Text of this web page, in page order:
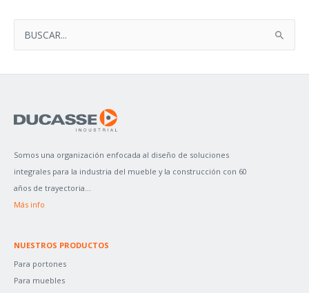
S
A
O
R
:
Somos una organización enfocada al diseño de soluciones
integrales para la industria del mueble y la construcción con 60
años de trayectoria...
Más info
NUESTROS PRODUCTOS
Para portones
Para muebles